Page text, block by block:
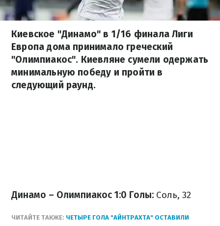
Киевское "Динамо" в 1/16 финала Лиги
Европа дома принимало греческий
"Олимпиакос". Киевляне сумели одержать
минимальную победу и пройти в
следующий раунд.
Динамо – Олимпиакос 1:0 Голы: Соль, 32
ЧИТАЙТЕ ТАКЖЕ: ЧЕТЫРЕ ГОЛА "АЙНТРАХТА" ОСТАВИЛИ